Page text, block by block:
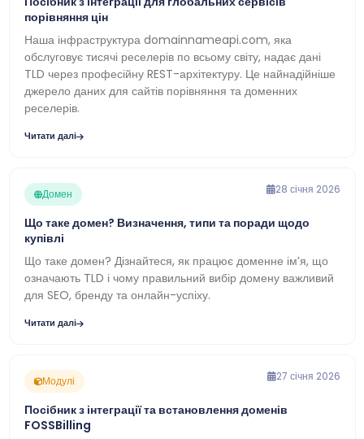
порівняння цін
Наша інфраструктура domainnameapi.com, яка
обслуговує тисячі реселерів по всьому світу, надає дані
TLD через професійну REST-архітектуру. Це найнадійніше
джерело даних для сайтів порівняння та доменних
реселерів.
Читати далі
Домен 28 січня 2026
Що таке домен? Визначення, типи та поради щодо
купівлі
Що таке домен? Дізнайтеся, як працює доменне ім’я, що
означають TLD і чому правильний вибір домену важливий
для SEO, бренду та онлайн-успіху.
Читати далі
Модулі 27 січня 2026
Посібник з інтеграції та встановлення доменів
FOSSBilling